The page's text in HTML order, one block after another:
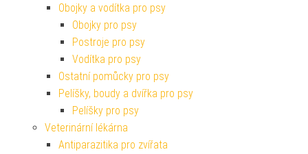
Obojky a vodítka pro psy
Obojky pro psy
Postroje pro psy
Vodítka pro psy
Ostatní pomůcky pro psy
Pelíšky, boudy a dvířka pro psy
Pelíšky pro psy
Veterinární lékárna
Antiparazitika pro zvířata